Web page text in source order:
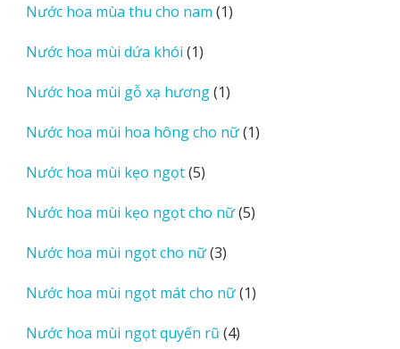
phẩm
Nước hoa mùa thu cho nam 11
Nước hoa mùi dứa khói 11
phẩm
Nước hoa mùi gỗ xạ hương 11
phẩm
Nước hoa mùi hoa hông cho nữ 11
Nước hoa mùi kẹo ngọt 55
phẩm
Nước hoa mùi kẹo ngọt cho nữ 55
Nước hoa mùi ngọt cho nữ 33
phẩm
Nước hoa mùi ngọt mát cho nữ 11
Nước hoa mùi ngọt quyến rũ 44